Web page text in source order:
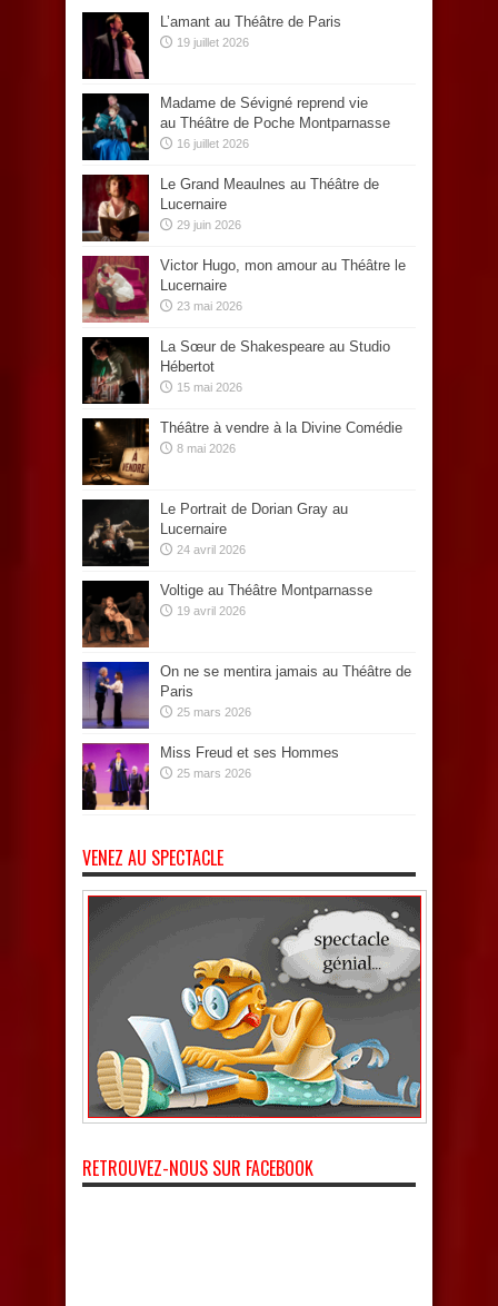
L’amant au Théâtre de Paris
19 juillet 2026
Madame de Sévigné reprend vie
au Théâtre de Poche Montparnasse
16 juillet 2026
Le Grand Meaulnes au Théâtre de
Lucernaire
29 juin 2026
Victor Hugo, mon amour au Théâtre le
Lucernaire
23 mai 2026
La Sœur de Shakespeare au Studio
Hébertot
15 mai 2026
Théâtre à vendre à la Divine Comédie
8 mai 2026
Le Portrait de Dorian Gray au
Lucernaire
24 avril 2026
Voltige au Théâtre Montparnasse
19 avril 2026
On ne se mentira jamais au Théâtre de
Paris
25 mars 2026
Miss Freud et ses Hommes
25 mars 2026
VENEZ AU SPECTACLE
RETROUVEZ-NOUS SUR FACEBOOK